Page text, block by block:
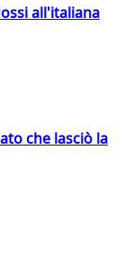
all'italiana
che lasciò la